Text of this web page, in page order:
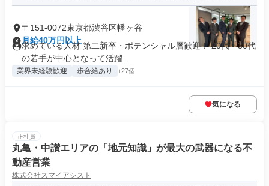
〒151-0072東京都渋谷区幡ヶ谷
月給40万円以上
求めている人材 第二新卒・ポテンシャル層歓迎！ 20代・30代
の若手が中心となって活躍...
業界未経験歓迎 歩合給あり +27個
気になる
正社員
丸亀・中讃エリアの「地元知識」が最大の武器になる不
動産営業
株式会社スマイアシスト